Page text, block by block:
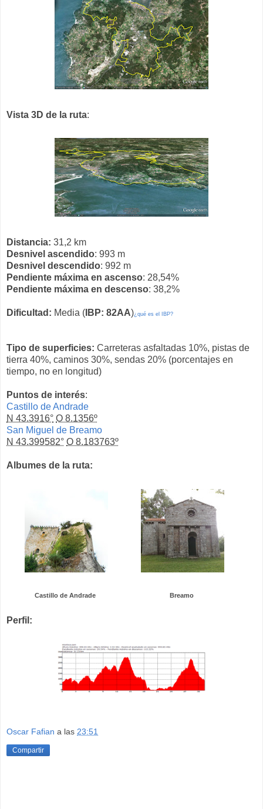
Vista 3D de la ruta:
Distancia: 31,2 km
Desnivel ascendido: 993 m
Desnivel descendido: 992 m
Pendiente máxima en ascenso: 28,54%
Pendiente máxima en descenso: 38,2%
Dificultad: Media ( IBP: 82AA)¿qué es el IBP?
Tipo de superficies: Carreteras asfaltadas 10%, pistas de
tierra 40%, caminos 30%, sendas 20% (porcentajes en
tiempo, no en longitud)
Puntos de interés:
Castillo de Andrade
N 43.3916° O 8.1356º
San Miguel de Breamo
N 43.399582° O 8.183763º
Albumes de la ruta:
Castillo de Andrade Breamo
Perfil:
Oscar Fafian a las 23:51
Compartir